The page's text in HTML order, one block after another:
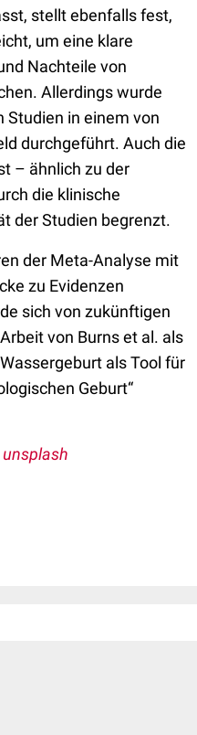
stellt ebenfalls fest,
um eine klare
Nachteile von
Allerdings wurde
Studien in einem von
durchgeführt. Auch die
– ähnlich zu der
die klinische
der Studien begrenzt.
der Meta-Analyse mit
zu Evidenzen
sich von zukünftigen
von Burns et al. als
als Tool für
Geburt“